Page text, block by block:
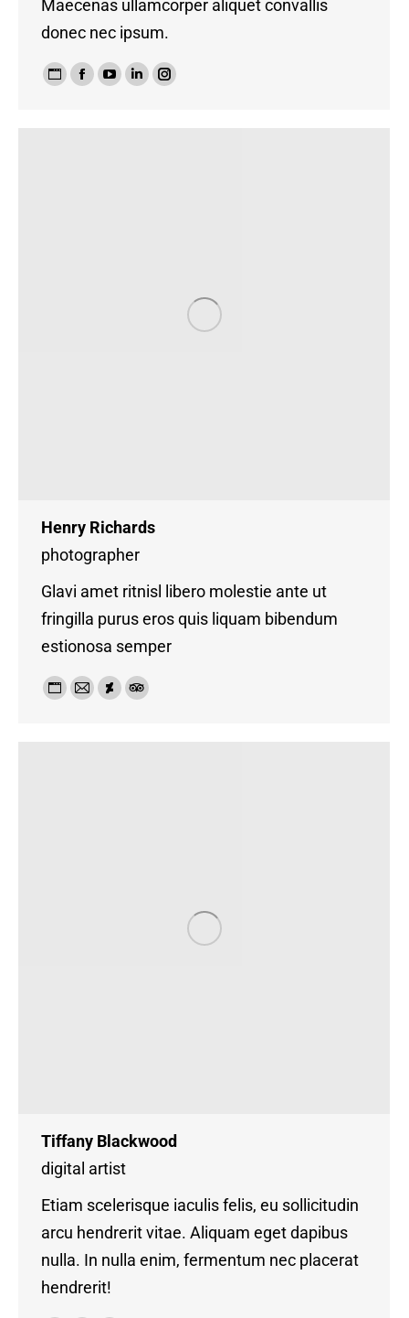
Maecenas ullamcorper aliquet convallis
donec nec ipsum.
Henry Richards
photographer
Glavi amet ritnisl libero molestie ante ut
fringilla purus eros quis liquam bibendum
estionosa semper
Tiffany Blackwood
digital artist
Etiam scelerisque iaculis felis, eu sollicitudin
arcu hendrerit vitae. Aliquam eget dapibus
nulla. In nulla enim, fermentum nec placerat
hendrerit!